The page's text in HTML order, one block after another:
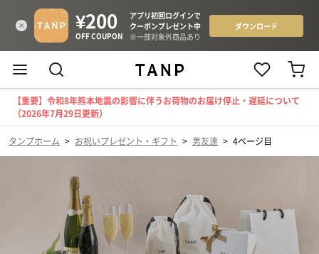
【重要】令和8年熊本地震の影響に伴うお荷物のお届け停止・遅延について
（2026年7月29日更新）
タンプホーム > お祝いプレゼント・ギフト > 男友達 > 4ページ目